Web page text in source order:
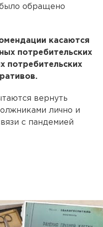
обращено
касаются
потребительских
потребительских
вернуть
лично и
с пандемией